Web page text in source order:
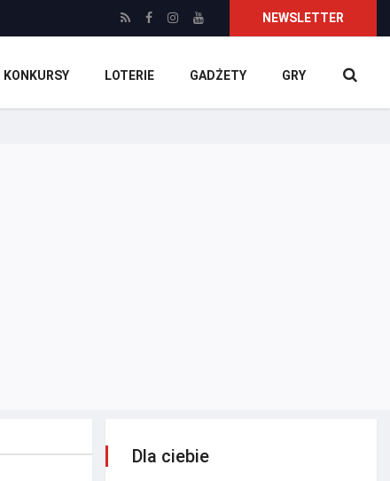
NEWSLETTER
KONKURSY LOTERIE GADŻETY GRY
Dla ciebie